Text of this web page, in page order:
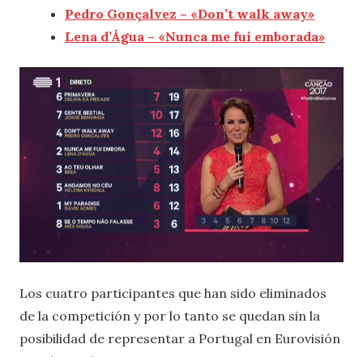
Pedro Gonçalvez – «Don’t walk away»
Lena d’Água – «Nunca me fui emborada»
Los cuatro participantes que han sido eliminados
de la competición y por lo tanto se quedan sin la
posibilidad de representar a Portugal en Eurovisión